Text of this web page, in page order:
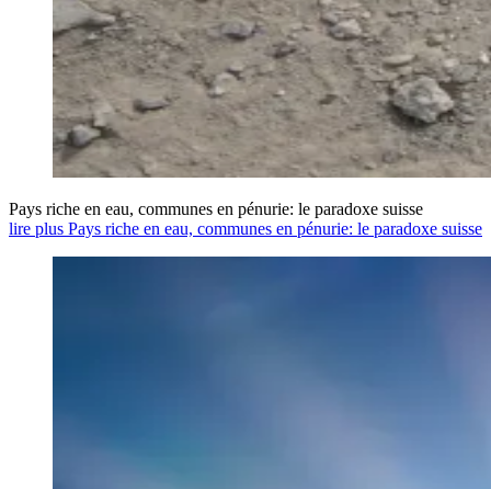
Pays riche en eau, communes en pénurie: le paradoxe suisse
lire plus Pays riche en eau, communes en pénurie: le paradoxe suisse